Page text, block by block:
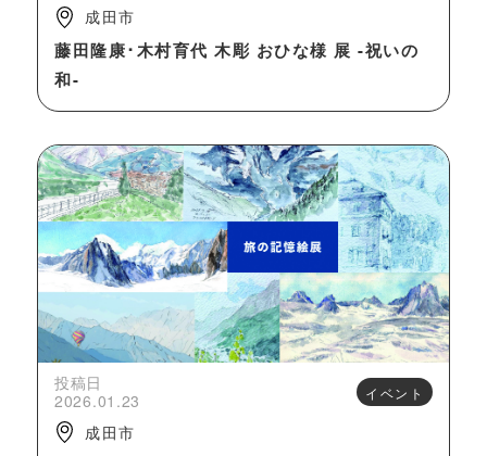
成田市
藤田隆康･木村育代 木彫 おひな様 展 -祝いの
和-
投稿日
2026.01.23
イベント
成田市